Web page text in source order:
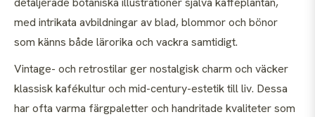
med intrikata avbildningar av blad, blommor och bönor
som känns både lärorika och vackra samtidigt.
Vintage- och retrostilar ger nostalgisk charm och väcker
klassisk kafékultur och mid-century-estetik till liv. Dessa
har ofta varma färgpaletter och handritade kvaliteter som